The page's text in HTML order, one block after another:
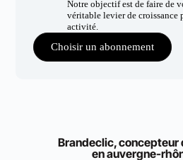
Notre objectif est de faire de
véritable levier de croissance
activité.
Choisir un abonnement
Brandeclic, concepteur
en auvergne-